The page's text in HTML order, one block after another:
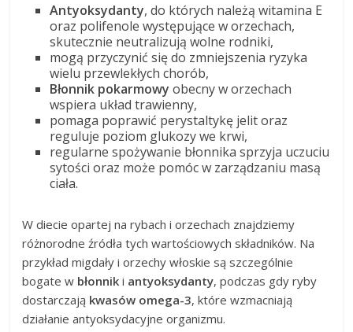
Antyoksydanty, do których należą witamina E
oraz polifenole występujące w orzechach,
skutecznie neutralizują wolne rodniki,
mogą przyczynić się do zmniejszenia ryzyka
wielu przewlekłych chorób,
Błonnik pokarmowy obecny w orzechach
wspiera układ trawienny,
pomaga poprawić perystaltykę jelit oraz
reguluje poziom glukozy we krwi,
regularne spożywanie błonnika sprzyja uczuciu
sytości oraz może pomóc w zarządzaniu masą
ciała.
W diecie opartej na rybach i orzechach znajdziemy
różnorodne źródła tych wartościowych składników. Na
przykład migdały i orzechy włoskie są szczególnie
bogate w błonnik i antyoksydanty, podczas gdy ryby
dostarczają kwasów omega-3, które wzmacniają
działanie antyoksydacyjne organizmu.